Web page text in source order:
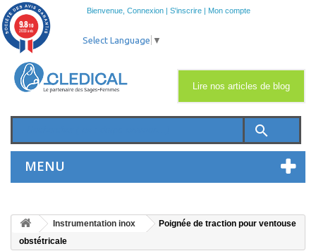
Bienvenue, Connexion | S'inscrire | Mon compte
search
MENU
Lire nos articles de blog
Select Language ▼
Instrumentation inox
Poignée de traction pour ventouse
obstétricale
9.8/10
2033 avis